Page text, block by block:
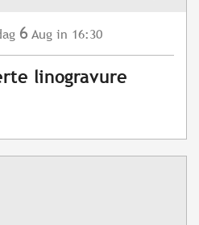
6 Aug in 16:30
linogravure